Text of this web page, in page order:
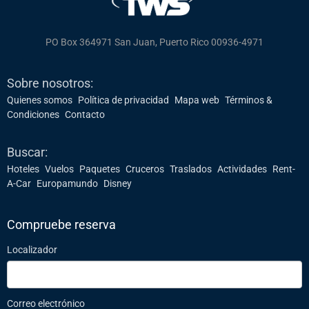
PO Box 364971 San Juan, Puerto Rico 00936-4971
Sobre nosotros:
Quienes somos Política de privacidad Mapa web Términos &
Condiciones Contacto
Buscar:
Hoteles Vuelos Paquetes Cruceros Traslados Actividades Rent-
A-Car Europamundo Disney
Compruebe reserva
Localizador
Correo electrónico